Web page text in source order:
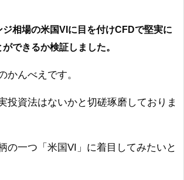
相場の米国VIに目を付けCFDで堅実に
できるか検証しました。
かんべえです。
投資法はないかと切磋琢磨しておりま
の一つ「米国VI」に着目してみたいと